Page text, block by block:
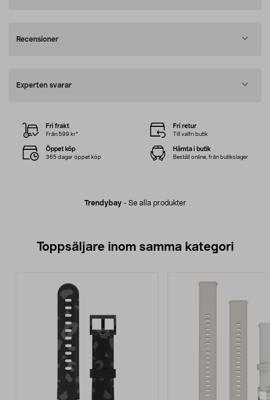
Recensioner
Experten svarar
Trendybay- Se alla produkter
Fri frakt
Från 599 kr*
Fri retur
Till valfri butik
Öppet köp
365 dagar öppet köp
Hämta i butik
Beställ online, från butikslager
Toppsäljare inom samma kategori